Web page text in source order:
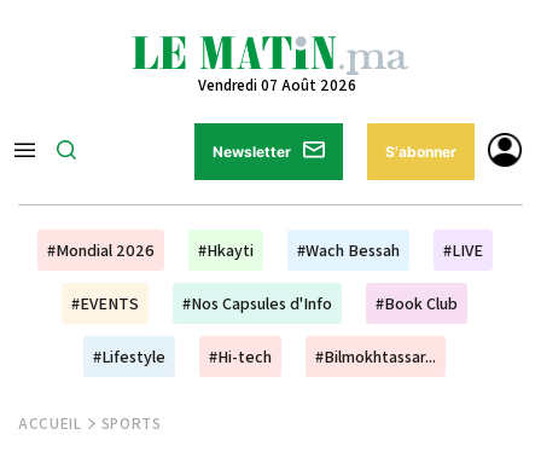
Vendredi 07 Août 2026
Newsletter S'abonner
#Mondial 2026 #Hkayti #Wach Bessah #LIVE
#EVENTS #Nos Capsules d'Info #Book Club
#Lifestyle #Hi-tech #Bilmokhtassar...
ACCUEIL SPORTS